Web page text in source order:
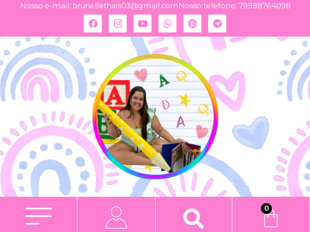
Nosso e-mail: brunellethais03@gmail.comNosso telefone: 79988764098
0